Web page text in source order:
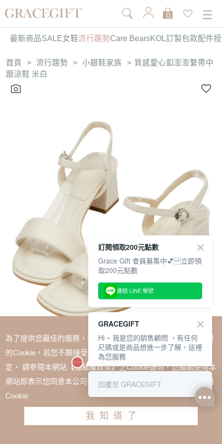
0
最新商品SALE女鞋流行趨勢Care BearsKOL訂製包款配件
首頁 > 流行趨勢 > 小銀鞋家族 > 質感愛心釦澎澎繫帶中
跟涼鞋 米白
質感愛心釦澎澎繫帶中跟涼鞋 米白
TWD $1280
為了提供您最佳的服務，本網站會在您的電腦中放置並取用我們
的Cookie，若您不願接受Cookie時應如何變更電腦的Cookie設
定， 請參閱本網站【隱私權政策】之Cookie聲明，您繼續使用本
網站即表示您同意本公司得按本網站使用條款之Cookie聲明使用
Cookie
我知道了
訂閱領取200元點數
Grace Gift 會員募集中💕 立即領
取200元點數
連結 LINE 帳號
GRACEGIFT
Hi ~ 我是您的銷售顧問 ，有任何
尺碼或是商品想進一步了解，這裡
為您服務
回覆至 GRACEGIFT